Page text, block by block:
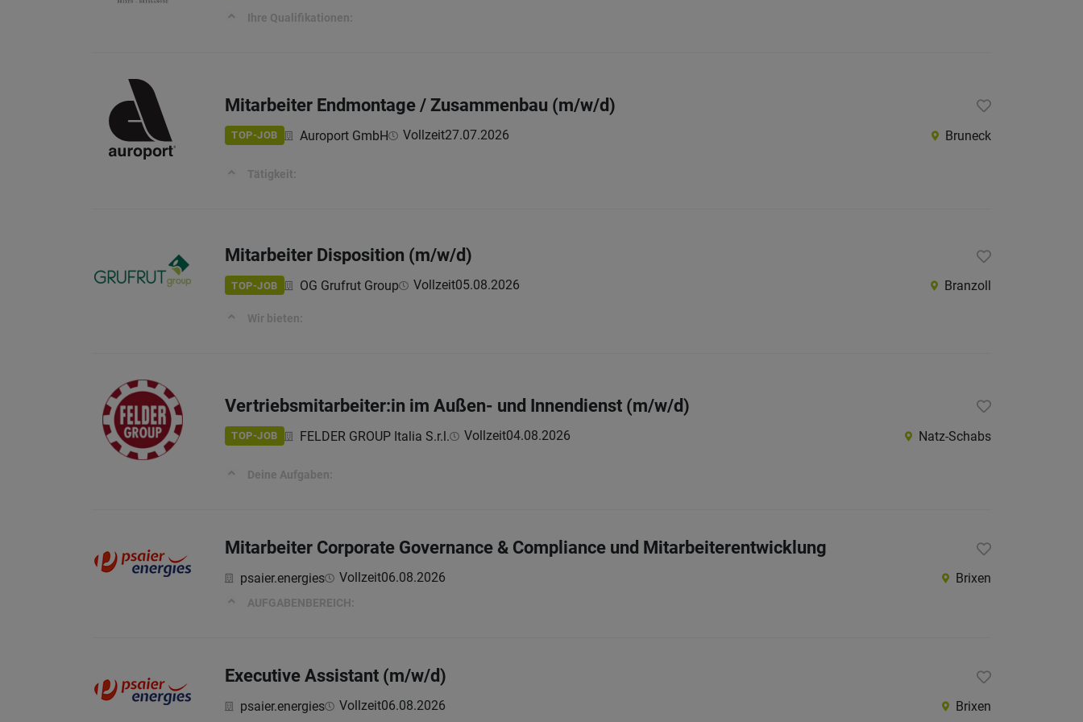
Ihre Qualifikationen:
Mitarbeiter Endmontage / Zusammenbau (m/w/d)
TOP-JOB Auroport GmbH Vollzeit27.07.2026 Bruneck
Tätigkeit:
Mitarbeiter Disposition (m/w/d)
TOP-JOB OG Grufrut Group Vollzeit05.08.2026 Branzoll
Wir bieten:
Vertriebsmitarbeiter:in im Außen- und Innendienst (m/w/d)
TOP-JOB FELDER GROUP Italia S.r.l. Vollzeit04.08.2026 Natz-Schabs
Deine Aufgaben:
Mitarbeiter Corporate Governance & Compliance und Mitarbeiterentwicklung
psaier.energies Vollzeit06.08.2026 Brixen
AUFGABENBEREICH:
Executive Assistant (m/w/d)
psaier.energies Vollzeit06.08.2026 Brixen